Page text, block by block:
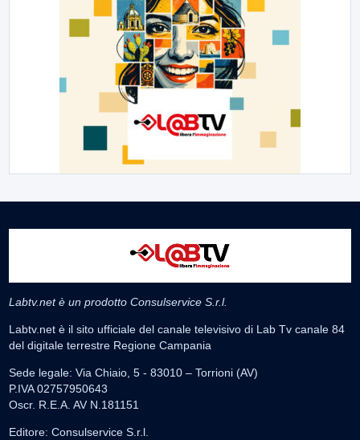
Labtv.net è un prodotto Consulservice S.r.l.
Labtv.net è il sito ufficiale del canale televisivo di Lab Tv canale 84
del digitale terrestre Regione Campania
Sede legale: Via Chiaio, 5 - 83010 – Torrioni (AV)
P.IVA 02757950643
Oscr. R.E.A. AV N.181151
Editore: Consulservice S.r.l.